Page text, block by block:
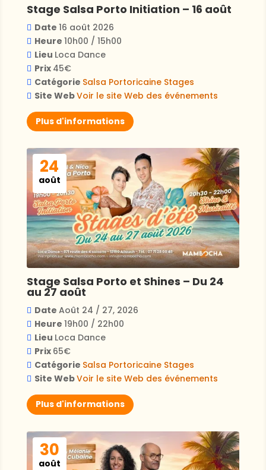
Stage Salsa Porto Initiation – 16 août
Date 16 août 2026
Heure 10h00 / 15h00
Lieu Loca Dance
Prix 45€
Catégorie Salsa Portoricaine Stages
Site WebVoir le site Web des événements
Plus d'informations
24
août
Stage Salsa Porto et Shines – Du 24
au 27 août
Date Août 24 / 27, 2026
Heure 19h00 / 22h00
Lieu Loca Dance
Prix 65€
Catégorie Salsa Portoricaine Stages
Site WebVoir le site Web des événements
Plus d'informations
30
août